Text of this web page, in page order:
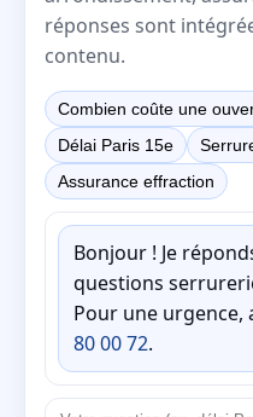
réponses sont
contenu.
Combien coûte une
Délai Paris 15e
Assurance effraction
Bonjour ! Je
questions
Pour une urgence,
80 00 72.